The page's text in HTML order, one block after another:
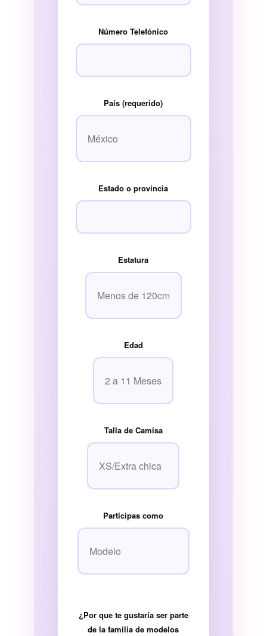
Número Telefónico
País (requerido)
Estado o provincia
Estatura
Edad
Talla de Camisa
Participas como
¿Por que te gustaría ser parte
de la familia de modelos